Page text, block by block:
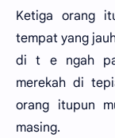
Ketiga orang
tempat yang
di t e ngah
merekah di
orang itupun
masing.